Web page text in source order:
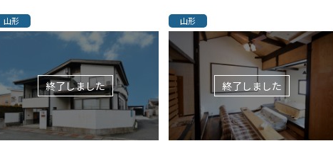
山形
終了しました
山形
終了しました